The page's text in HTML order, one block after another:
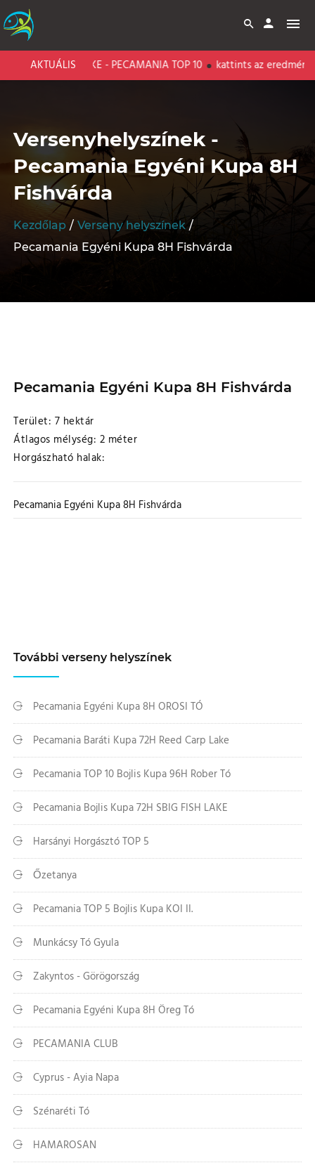
AKTUÁLIS
BARI CARP LAKE - PECAMANIA TOP 10 kattints az
Versenyhelyszínek -
Pecamania Egyéni Kupa 8H
Fishvárda
Kezdőlap
Verseny helyszínek
Pecamania Egyéni Kupa 8H Fishvárda
Pecamania Egyéni Kupa 8H Fishvárda
Terület: 7 hektár
Átlagos mélység: 2 méter
Horgászható halak:
Pecamania Egyéni Kupa 8H Fishvárda
További verseny helyszínek
Pecamania Egyéni Kupa 8H OROSI TÓ
Pecamania Baráti Kupa 72H Reed Carp Lake
Pecamania TOP 10 Bojlis Kupa 96H Rober Tó
Pecamania Bojlis Kupa 72H SBIG FISH LAKE
Harsányi Horgásztó TOP 5
Őzetanya
Pecamania TOP 5 Bojlis Kupa KOI II.
Munkácsy Tó Gyula
Zakyntos - Görögország
Pecamania Egyéni Kupa 8H Öreg Tó
PECAMANIA CLUB
Cyprus - Ayia Napa
Szénaréti Tó
HAMAROSAN